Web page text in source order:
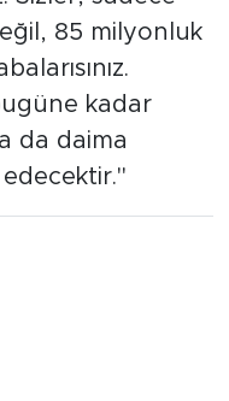
85 milyonluk
kadar
da daima
edecektir."